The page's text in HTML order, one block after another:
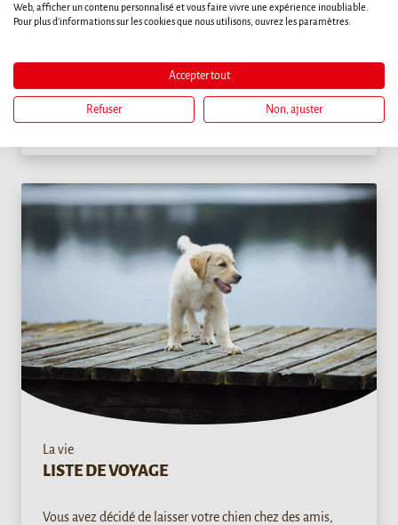
permettant de déterminer si votre chien a le bon poids.
Tout dépend de sa race, sa taille et sa morphologie.
si son poids est normal, insuffisant ou excessif.
EN SAVOIR PLUS
La vie
LISTE DE VOYAGE
Vous avez décidé de laisser votre chien chez des amis,
Web, afficher un contenu personnalisé et vous faire vivre une expérience inoubliable.
Pour plus d'informations sur les cookies que nous utilisons, ouvrez les paramètres.
Accepter tout
Refuser Non, ajuster